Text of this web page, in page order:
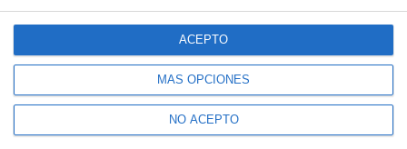
MÁS OPCIONES
NO ACEPTO
ACEPTO